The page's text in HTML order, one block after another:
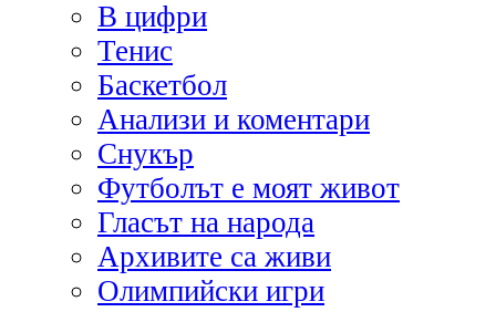
В цифри
Тенис
Баскетбол
Анализи и коментари
Снукър
Футболът е моят живот
Гласът на народа
Архивите са живи
Олимпийски игри